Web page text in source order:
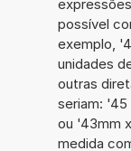
possível
exemplo,
unidades
outras
seriam: '45
ou '43mm
medida